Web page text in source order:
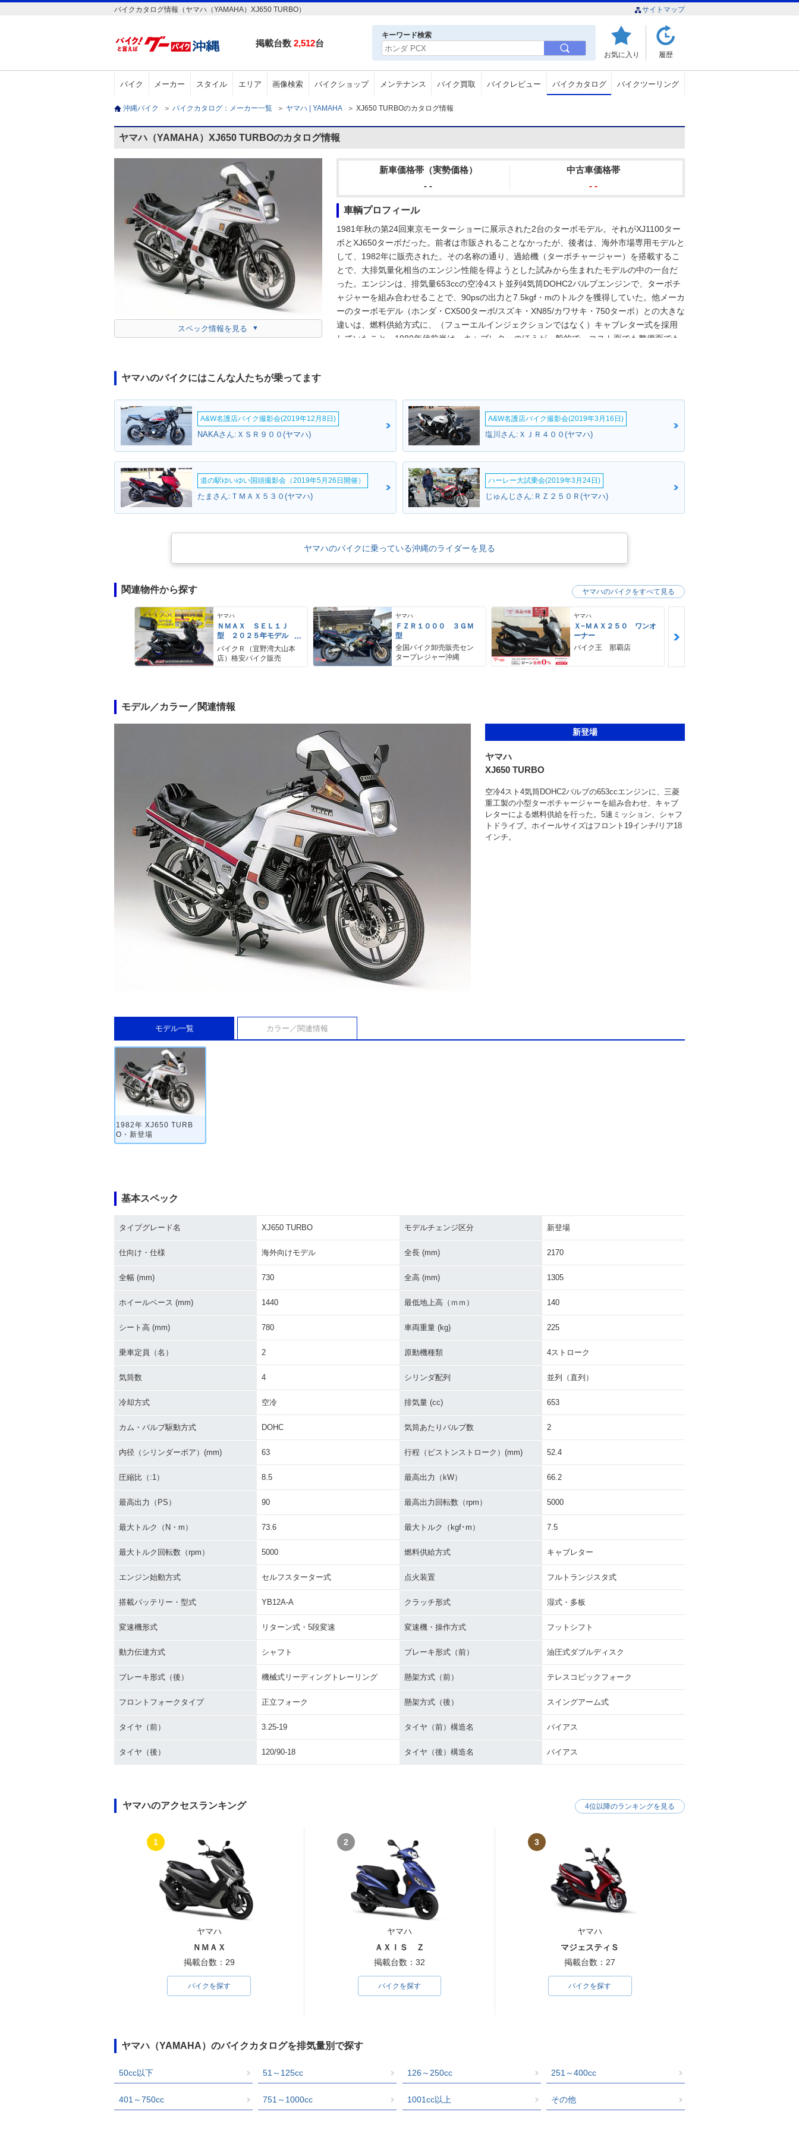
バイクカタログ情報（ヤマハ（YAMAHA）XJ650 TURBO） サイトマップ
掲載台数 2,512台
キーワード検索
お気に入り 履歴
バイク メーカー スタイル エリア 画像検索 バイクショップ メンテナンス バイク買取 バイクレビュー バイクカタログ バイクツーリング
沖縄バイク ＞ バイクカタログ：メーカー一覧 ＞ ヤマハ | YAMAHA ＞ XJ650 TURBOのカタログ情報
ヤマハ（YAMAHA）XJ650 TURBOのカタログ情報
スペック情報を見る
新車価格帯（実勢価格）
- -
中古車価格帯
- -
車輌プロフィール
1981年秋の第24回東京モーターショーに展示された2台のターボモデル。それがXJ1100ター
ボとXJ650ターボだった。前者は市販されることなかったが、後者は、海外市場専用モデルと
して、1982年に販売された。その名称の通り、過給機（ターボチャージャー）を搭載するこ
とで、大排気量化相当のエンジン性能を得ようとした試みから生まれたモデルの中の一台だ
った。エンジンは、排気量653ccの空冷4スト並列4気筒DOHC2バルブエンジンで、ターボチ
ャジャーを組み合わせることで、90psの出力と7.5kgf・mのトルクを獲得していた。他メーカ
ーのターボモデル（ホンダ・CX500ターボ/スズキ・XN85/カワサキ・750ターボ）との大きな
違いは、燃料供給方式に、（フューエルインジェクションではなく）キャブレター式を採用
していたこと。1980年代前半は、キャブレターのほうが一般的で、コスト面でも整備面でも
ヤマハのバイクにはこんな人たちが乗ってます
A&W名護店バイク撮影会(2019年12月8日)
NAKAさん:ＸＳＲ９００(ヤマハ)
A&W名護店バイク撮影会(2019年3月16日)
塩川さん:ＸＪＲ４００(ヤマハ)
道の駅ゆいゆい国頭撮影会（2019年5月26日開催）
たまさん:ＴＭＡＸ５３０(ヤマハ)
ハーレー大試乗会(2019年3月24日)
じゅんじさん:ＲＺ２５０Ｒ(ヤマハ)
ヤマハのバイクに乗っている沖縄のライダーを見る
関連物件から探す
ヤマハ
ＮＭＡＸ ＳＥＬ１Ｊ
型 ２０２５年モデル
ＡＢＳ キーレス リア
キャリア リアＢＯＸ
バイクＲ（宜野湾大山本
店）格安バイク販売
ヤマハ
ＦＺＲ１０００ ３ＧＭ
型
全国バイク卸売販売セン
タープレジャー沖縄
ヤマハ
Ｘ−ＭＡＸ２５０ ワンオ
ーナー
バイク王 那覇店
ヤマハのバイクをすべて見る
モデル／カラー／関連情報
新登場
ヤマハ
XJ650 TURBO
空冷4スト4気筒DOHC2バルブの653ccエンジンに、三菱
重工製の小型ターボチャージャーを組み合わせ、キャブ
レターによる燃料供給を行った。5速ミッション、シャフ
トドライブ。ホイールサイズはフロント19インチ/リア18
インチ。
モデル一覧 カラー／関連情報
1982年 XJ650 TURB
O・新登場
基本スペック
タイプグレード名 XJ650 TURBO モデルチェンジ区分 新登場
仕向け・仕様 海外向けモデル 全長 (mm) 2170
全幅 (mm) 730 全高 (mm) 1305
ホイールベース (mm) 1440 最低地上高（ｍｍ） 140
シート高 (mm) 780 車両重量 (kg) 225
乗車定員（名） 2 原動機種類 4ストローク
気筒数 4 シリンダ配列 並列（直列）
冷却方式 空冷 排気量 (cc) 653
カム・バルブ駆動方式 DOHC 気筒あたりバルブ数 2
内径（シリンダーボア）(mm) 63 行程（ピストンストローク）(mm) 52.4
圧縮比（:1） 8.5 最高出力（kW） 66.2
最高出力（PS） 90 最高出力回転数（rpm） 5000
最大トルク（N・m） 73.6 最大トルク（kgf･m） 7.5
最大トルク回転数（rpm） 5000 燃料供給方式 キャブレター
エンジン始動方式 セルフスターター式 点火装置 フルトランジスタ式
搭載バッテリー・型式 YB12A-A クラッチ形式 湿式・多板
変速機形式 リターン式・5段変速 変速機・操作方式 フットシフト
動力伝達方式 シャフト ブレーキ形式（前） 油圧式ダブルディスク
ブレーキ形式（後） 機械式リーディングトレーリング 懸架方式（前） テレスコピックフォーク
フロントフォークタイプ 正立フォーク 懸架方式（後） スイングアーム式
タイヤ（前） 3.25-19 タイヤ（前）構造名 バイアス
タイヤ（後） 120/90-18 タイヤ（後）構造名 バイアス
ヤマハのアクセスランキング
1
ヤマハ
ＮＭＡＸ
掲載台数：29
バイクを探す
2
ヤマハ
ＡＸＩＳ Ｚ
掲載台数：32
バイクを探す
3
ヤマハ
マジェスティＳ
掲載台数：27
バイクを探す
4位以降のランキングを見る
ヤマハ（YAMAHA）のバイクカタログを排気量別で探す
50cc以下 51～125cc 126～250cc 251～400cc
401～750cc 751～1000cc 1001cc以上 その他